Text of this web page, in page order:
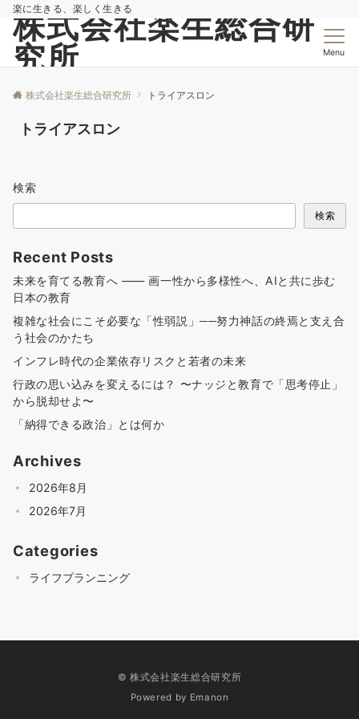
楽に生きる、楽しく生きる
株式会社楽生総合研
究所
Menu
株式会社楽生総合研究所 トライアスロン
トライアスロン
検索
検索
Recent Posts
未来を育てる教育へ —— 画一性から多様性へ、AIと共に歩む
日本の教育
複雑な社会にこそ必要な「性弱説」──努力神話の終焉と支え合
う社会のかたち
インフレ時代の企業依存リスクと若者の未来
行政の思い込みを変えるには？ 〜ナッジと教育で「思考停止」
から脱却せよ〜
「納得できる政治」とは何か
Archives
2026年8月
2026年7月
Categories
ライフプランニング
© 株式会社楽生総合研究所
Powered by Emanon